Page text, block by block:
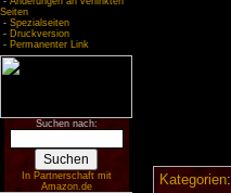
Seiten
- Spezialseiten
- Druckversion
- Permanenter Link
Suchen nach:
In Partnerschaft mit
Amazon.de
Kategorien: